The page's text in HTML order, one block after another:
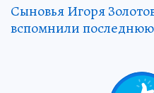
Сыновья Игоря
вспомнили последнюю